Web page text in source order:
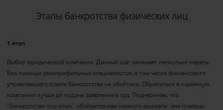
Этапы банкротства физических лиц
1 этап
Выбор юридической компании. Данный шаг занимает несколько недель.
Без помощи узкопрофильных специалистов, в том числе финансового
управляющего в деле банкротства не обойтись. Обратиться в надежную
компанию лучше до подачи заявления в суд. Подчеркнем, что
“банкротство под ключ” обойдется вам намного дешевле, чем помощь